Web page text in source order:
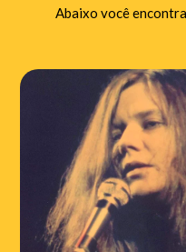
Abaixo você